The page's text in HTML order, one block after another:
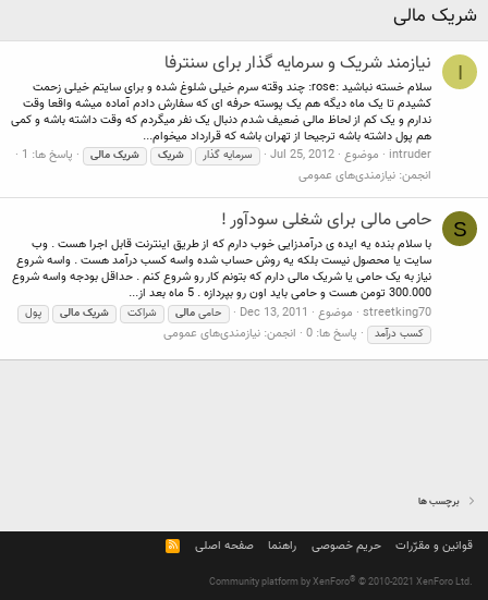
شریک مالی
I نیازمند شریک و سرمایه گذار برای سنترفا
سلام خسته نباشید :rose: چند وقته سرم خیلی شلوغ شده و برای سایتم خیلی زحمت
کشیدم تا یک ماه دیگه هم یک پوسته حرفه ای که سفارش دادم آماده میشه واقعا وقت
ندارم و یک کم از لحاظ مالی ضعیف شدم دنبال یک نفر میگردم که وقت داشته باشه و کمی
هم پول داشته باشه ترجیحا از تهران باشه که قرارداد میخوام...
intruder
موضوع Jul 25, 2012 سرمایه گذار شریک شریک مالی
پاسخ ها: 1
انجمن: نیازمندی‌های عمومی
S حامی مالی برای شغلی سودآور !
با سلام بنده یه ایده ی درآمدزایی خوب دارم که از طریق اینترنت قابل اجرا هست . وب
سایت یا محصول نیست بلکه یه روش حساب شده واسه کسب درآمد هست . واسه شروع
نیاز به یک حامی یا شریک مالی دارم که بتونم کار رو شروع کنم . حداقل بودجه واسه شروع
300.000 تومن هست و حامی باید اون رو بپردازه . 5 ماه بعد از...
streetking70 موضوع Dec 13, 2011 حامی مالی شراکت شریک مالی
پول
کسب درآمد
پاسخ ها: 0 انجمن: نیازمندی‌های عمومی
برچسب ها
قوانین و مقرّرات حریم خصوصی راهنما صفحه اصلی
R
S
Community platform by XenForo® © 2010-2021 XenForo Ltd.